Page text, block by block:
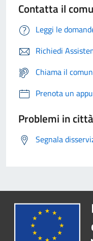
Contatta il
Leggi le
Richiedi
Chiama il
Prenota un
Problemi in città
Segnala